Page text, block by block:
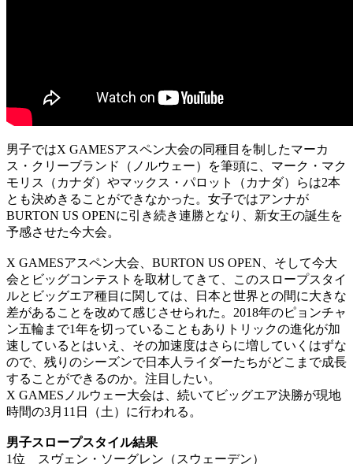
男子ではX GAMESアスペン大会の同種目を制したマーカ
ス・クリーブランド（ノルウェー）を筆頭に、マーク・マク
モリス（カナダ）やマックス・パロット（カナダ）らは2本
とも決めきることができなかった。女子ではアンナが
BURTON US OPENに引き続き連勝となり、新女王の誕生を
予感させた今大会。
X GAMESアスペン大会、BURTON US OPEN、そして今大
会とビッグコンテストを取材してきて、このスロープスタイ
ルとビッグエア種目に関しては、日本と世界との間に大きな
差があることを改めて感じさせられた。2018年のピョンチャ
ン五輪まで1年を切っていることもありトリックの進化が加
速しているとはいえ、その加速度はさらに増していくはずな
ので、残りのシーズンで日本人ライダーたちがどこまで成長
することができるのか。注目したい。
X GAMESノルウェー大会は、続いてビッグエア決勝が現地
時間の3月11日（土）に行われる。
男子スロープスタイル結果
1位 スヴェン・ソーグレン（スウェーデン）